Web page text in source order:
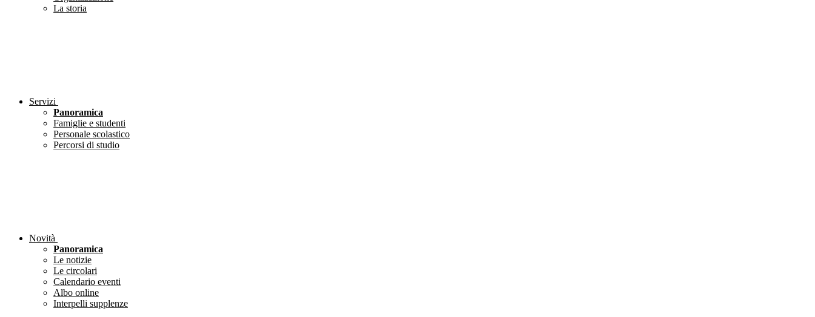
La storia
Servizi
Panoramica
Famiglie e studenti
Personale scolastico
Percorsi di studio
Novità
Panoramica
Le notizie
Le circolari
Calendario eventi
Albo online
Interpelli supplenze